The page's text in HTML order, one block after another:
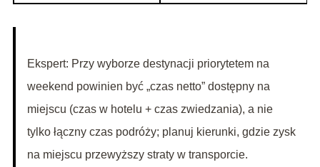
Ekspert: Przy wyborze destynacji priorytetem na
weekend powinien być „czas netto” dostępny na
miejscu (czas w hotelu + czas zwiedzania), a nie
tylko łączny czas podróży; planuj kierunki, gdzie zysk
na miejscu przewyższy straty w transporcie.